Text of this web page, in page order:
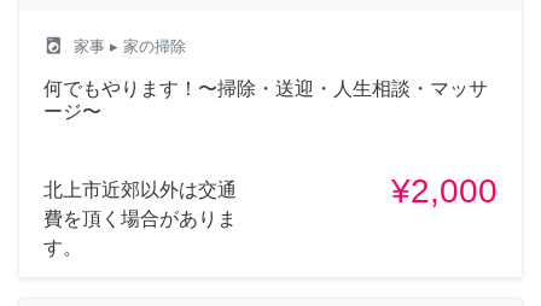
local_laundry_service 家事 ▸ 家の掃除
何でもやります！〜掃除・送迎・人生相談・マッサ
ージ〜
北上市近郊以外は交通
費を頂く場合がありま
す。
¥2,000